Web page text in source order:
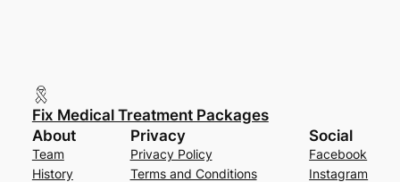
Fix Medical Treatment Packages
About
Team
History
Privacy
Privacy Policy
Terms and Conditions
Social
Facebook
Instagram